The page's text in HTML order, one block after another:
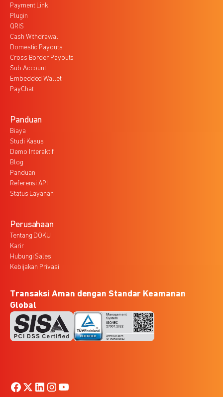
Payment Link
Plugin
QRIS
Cash Withdrawal
Domestic Payouts
Cross Border Payouts
Sub Account
Embedded Wallet
PayChat
Panduan
Biaya
Studi Kasus
Demo Interaktif
Blog
Panduan
Referensi API
Status Layanan
Perusahaan
Tentang DOKU
Karir
Hubungi Sales
Kebijakan Privasi
Transaksi Aman dengan Standar Keamanan
Global